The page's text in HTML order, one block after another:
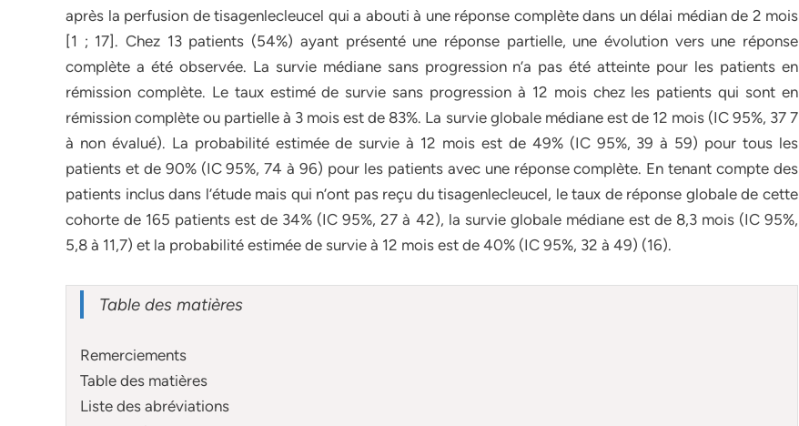
après la perfusion de tisagenlecleucel qui a abouti à une réponse complète dans un délai médian de 2 mois
[1 ; 17]. Chez 13 patients (54%) ayant présenté une réponse partielle, une évolution vers une réponse
complète a été observée. La survie médiane sans progression n’a pas été atteinte pour les patients en
rémission complète. Le taux estimé de survie sans progression à 12 mois chez les patients qui sont en
rémission complète ou partielle à 3 mois est de 83%. La survie globale médiane est de 12 mois (IC 95%, 37 7
à non évalué). La probabilité estimée de survie à 12 mois est de 49% (IC 95%, 39 à 59) pour tous les
patients et de 90% (IC 95%, 74 à 96) pour les patients avec une réponse complète. En tenant compte des
patients inclus dans l’étude mais qui n’ont pas reçu du tisagenlecleucel, le taux de réponse globale de cette
cohorte de 165 patients est de 34% (IC 95%, 27 à 42), la survie globale médiane est de 8,3 mois (IC 95%,
5,8 à 11,7) et la probabilité estimée de survie à 12 mois est de 40% (IC 95%, 32 à 49) (16).
Table des matières
Remerciements
Table des matières
Liste des abréviations